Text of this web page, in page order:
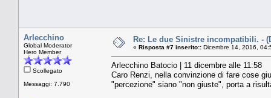
Arlecchino
Global Moderator
Hero Member
Scollegato
Messaggi: 7.790
Re: Le due Sinistre incompatibili. -
« Risposta #7 inserito:: Dicembre 14, 2016,
Arlecchino Batocio | 11 dicembre alle 11:58
Caro Renzi, nella convinzione di fare cose
"percezione" siano "non giuste", porta a